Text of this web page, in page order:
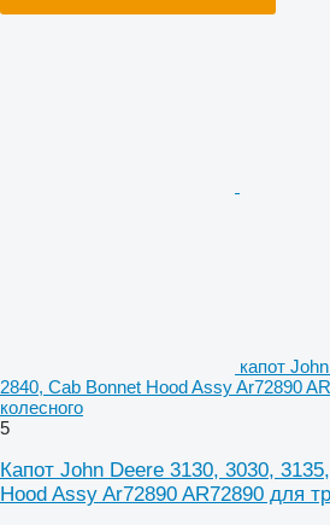
капот
2840, Cab Bonnet Hood Assy Ar72890
колесного
5
Капот John Deere 3130, 3030,
Hood Assy Ar72890 AR72890 для